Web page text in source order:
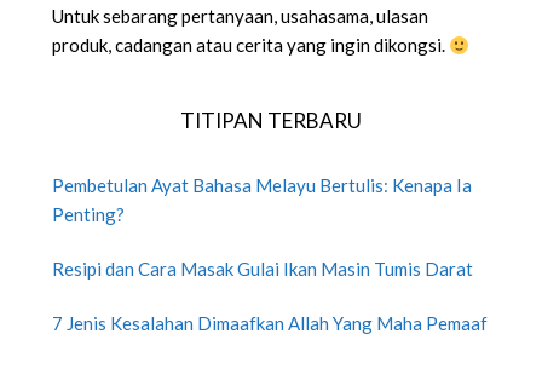
Untuk sebarang pertanyaan, usahasama, ulasan
produk, cadangan atau cerita yang ingin dikongsi.
TITIPAN TERBARU
Pembetulan Ayat Bahasa Melayu Bertulis: Kenapa Ia
Penting?
Resipi dan Cara Masak Gulai Ikan Masin Tumis Darat
7 Jenis Kesalahan Dimaafkan Allah Yang Maha Pemaaf